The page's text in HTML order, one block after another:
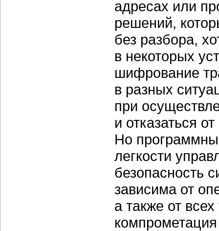
адресах или
решений,
без разбора,
в некоторых
шифрование
в разных
при
и отказаться
Но
легкости
безопасность
зависима от
а также от